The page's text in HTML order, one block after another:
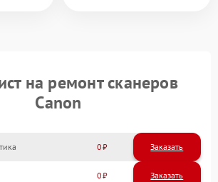
на ремонт сканеров
Canon
0 Заказать
0 Заказать